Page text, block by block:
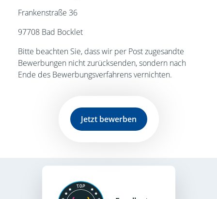
Frankenstraße 36
97708 Bad Bocklet
Bitte beachten Sie, dass wir per Post zugesandte
Bewerbungen nicht zurücksenden, sondern nach
Ende des Bewerbungsverfahrens vernichten.
Jetzt bewerben